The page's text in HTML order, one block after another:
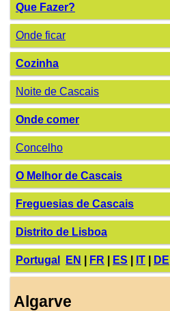
Que Fazer?
Onde ficar
Cozinha
Noite de Cascais
Onde comer
Concelho
O Melhor de Cascais
Freguesias de Cascais
Distrito de Lisboa
Portugal EN FR ES IT DE
Algarve